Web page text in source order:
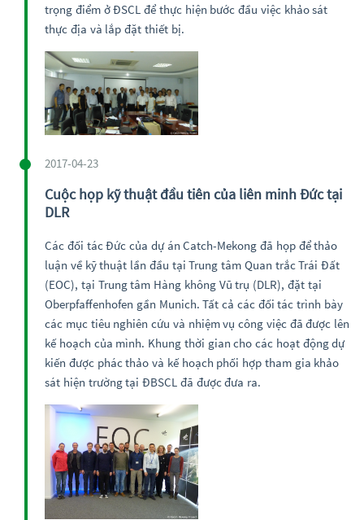
trọng điểm ở ĐSCL để thực hiện bước đầu việc khảo sát
thực địa và lắp đặt thiết bị.
2017-04-23
Cuộc họp kỹ thuật đầu tiên của liên minh Đức tại
DLR
Các đối tác Đức của dự án Catch-Mekong đã họp để thảo
luận về kỹ thuật lần đầu tại Trung tâm Quan trắc Trái Đất
(EOC), tại Trung tâm Hàng không Vũ trụ (DLR), đặt tại
Oberpfaffenhofen gần Munich. Tất cả các đối tác trình bày
các mục tiêu nghiên cứu và nhiệm vụ công việc đã được lên
kế hoạch của mình. Khung thời gian cho các hoạt động dự
kiến được phác thảo và kế hoạch phối hợp tham gia khảo
sát hiện trường tại ĐBSCL đã được đưa ra.